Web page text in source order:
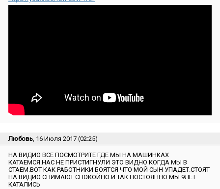
Любовь, 16 Июля 2017 (02:25)
НА ВИДИО ВСЕ ПОСМОТРИТЕ ГДЕ МЫ НА МАШИНКАХ
КАТАЕМСЯ.НАС НЕ ПРИСТИГНУЛИ ЭТО ВИДНО КОГДА МЫ В
СТАЕМ.ВОТ КАК РАБОТНИКИ БОЯТСЯ ЧТО МОЙ СЫН УПАДЕТ.СТОЯТ
НА ВИДИО СНИМАЮТ СПОКОЙНО.И ТАК ПОСТОЯННО МЫ 9ЛЕТ
КАТАЛИСЬ